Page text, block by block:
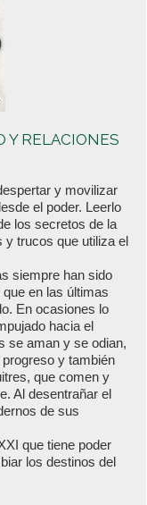
Y RELACIONES
y movilizar
el poder. Leerlo
los secretos de la
y trucos que utiliza el
siempre han sido
en las últimas
En ocasiones lo
hacia el
se aman y se odian,
y también
que comen y
Al desentrañar el
de sus
que tiene poder
los destinos del